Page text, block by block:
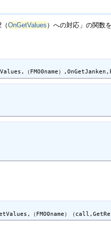
（OnGetValues ）への対応」の関数
（FMO0name）
（FMO0name）（